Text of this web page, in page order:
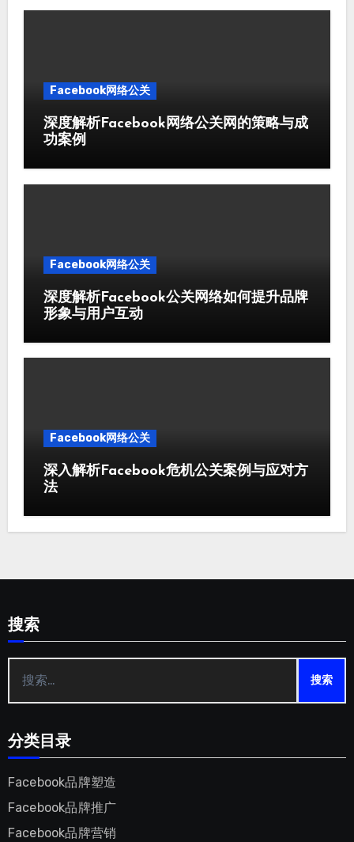
Facebook网络公关
深度解析Facebook网络公关网的策略与成
功案例
Facebook网络公关
深度解析Facebook公关网络如何提升品牌
形象与用户互动
Facebook网络公关
深入解析Facebook危机公关案例与应对方
法
搜索
索：
分类目录
Facebook品牌塑造
Facebook品牌推广
Facebook品牌营销